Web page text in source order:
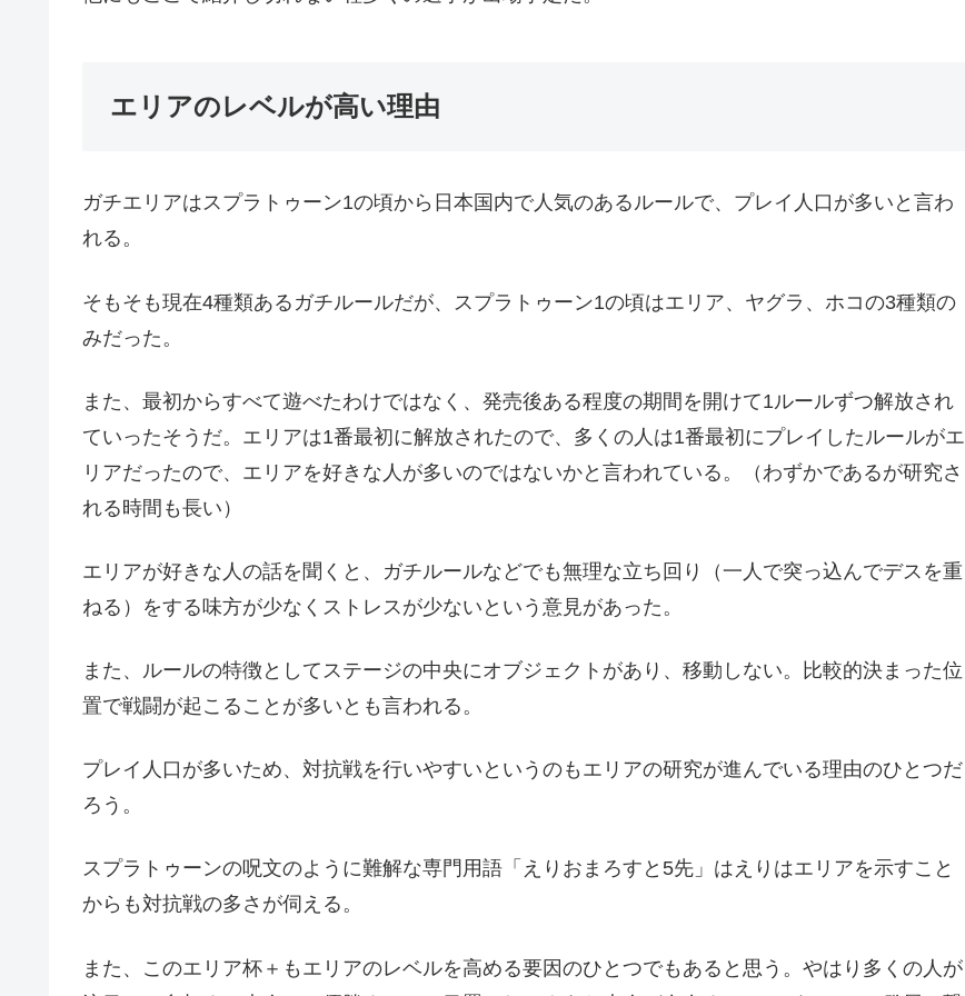
エリアのレベルが高い理由
ガチエリアはスプラトゥーン1の頃から日本国内で人気のあるルールで、プレイ人口が多いと言わ
れる。
そもそも現在4種類あるガチルールだが、スプラトゥーン1の頃はエリア、ヤグラ、ホコの3種類の
みだった。
また、最初からすべて遊べたわけではなく、発売後ある程度の期間を開けて1ルールずつ解放され
ていったそうだ。エリアは1番最初に解放されたので、多くの人は1番最初にプレイしたルールがエ
リアだったので、エリアを好きな人が多いのではないかと言われている。（わずかであるが研究さ
れる時間も長い）
エリアが好きな人の話を聞くと、ガチルールなどでも無理な立ち回り（一人で突っ込んでデスを重
ねる）をする味方が少なくストレスが少ないという意見があった。
また、ルールの特徴としてステージの中央にオブジェクトがあり、移動しない。比較的決まった位
置で戦闘が起こることが多いとも言われる。
プレイ人口が多いため、対抗戦を行いやすいというのもエリアの研究が進んでいる理由のひとつだ
ろう。
スプラトゥーンの呪文のように難解な専門用語「えりおまろすと5先」はえりはエリアを示すこと
からも対抗戦の多さが伺える。
また、このエリア杯＋もエリアのレベルを高める要因のひとつでもあると思う。やはり多くの人が